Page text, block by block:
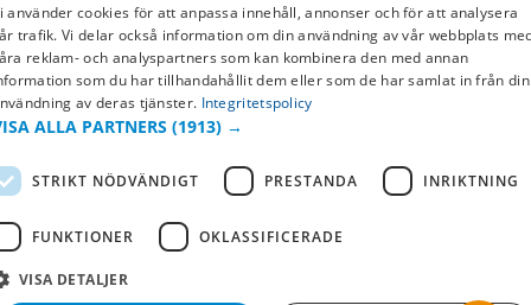
Copyright © 2019 This site is Licensed to 377 Sport AB
SWEDISH
FI
använder cookies för att anpassa innehåll, annonser och för att analysera
trafik. Vi delar också information om din användning av vår webbplats
reklam- och analyspartners som kan kombinera den med annan
som du har tillhandahållit dem eller som de har samlat in från din
av deras tjänster. Integritetspolicy
ALLA PARTNERS (1913) →
STRIKT NÖDVÄNDIGT PRESTANDA INRIKTNING
FUNKTIONER OKLASSIFICERADE
VISA DETALJER